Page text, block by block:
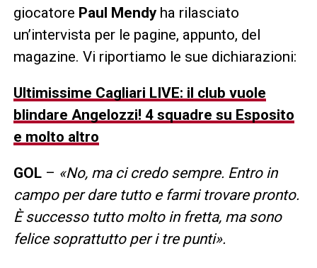
giocatore Paul Mendyha rilasciato
un’intervista per le pagine, appunto, del
magazine. Vi riportiamo le sue dichiarazioni:
Ultimissime Cagliari LIVE: il club vuole
blindare Angelozzi! 4 squadre su Esposito
e molto altro
GOL– «No, ma ci credo sempre. Entro in
campo per dare tutto e farmi trovare pronto.
È successo tutto molto in fretta, ma sono
felice soprattutto per i tre punti».